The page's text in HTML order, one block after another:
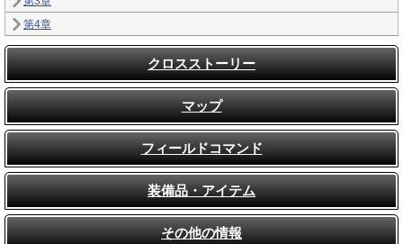
第4章
クロスストーリー
マップ
フィールドコマンド
装備品・アイテム
その他の情報